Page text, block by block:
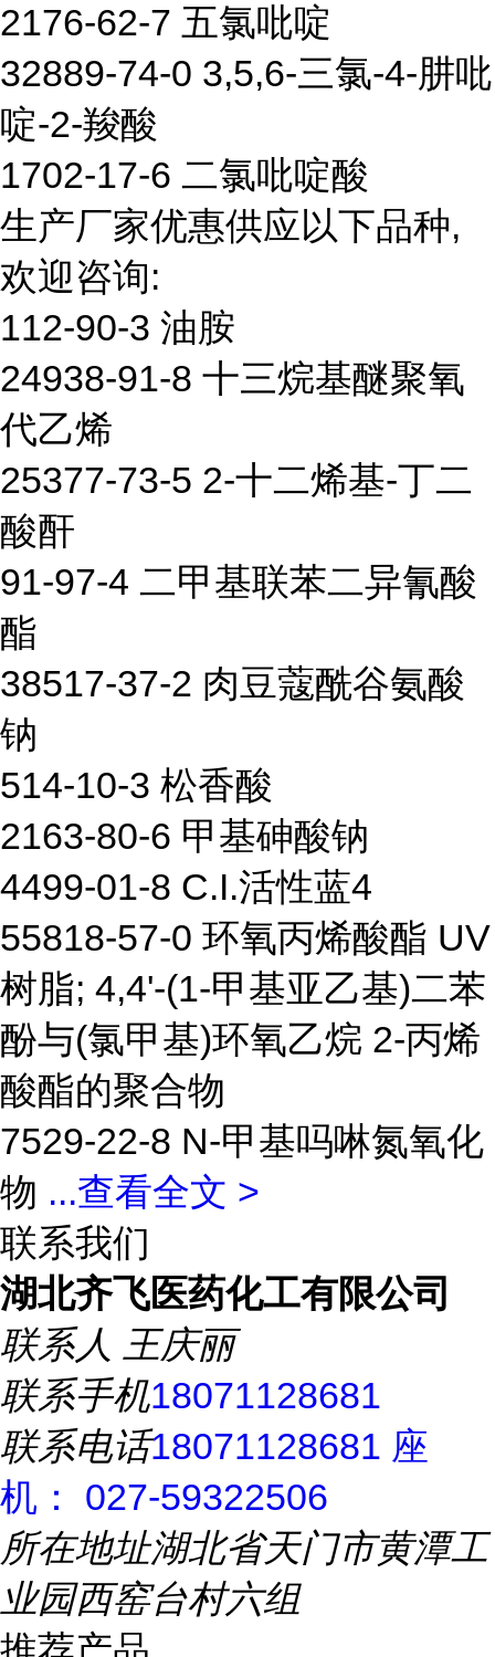
2176-62-7 五氯吡啶
32889-74-0 3,5,6-三氯-4-肼吡
啶-2-羧酸
1702-17-6 二氯吡啶酸
生产厂家优惠供应以下品种,
欢迎咨询:
112-90-3 油胺
24938-91-8 十三烷基醚聚氧
代乙烯
25377-73-5 2-十二烯基-丁二
酸酐
91-97-4 二甲基联苯二异氰酸
酯
38517-37-2 肉豆蔻酰谷氨酸
钠
514-10-3 松香酸
2163-80-6 甲基砷酸钠
4499-01-8 C.I.活性蓝4
55818-57-0 环氧丙烯酸酯 UV
树脂; 4,4'-(1-甲基亚乙基)二苯
酚与(氯甲基)环氧乙烷 2-丙烯
酸酯的聚合物
7529-22-8 N-甲基吗啉氮氧化
物 ...查看全文 >
联系我们
湖北齐飞医药化工有限公司
联系人 王庆丽
联系手机18071128681
联系电话18071128681 座
机： 027-59322506
所在地址湖北省天门市黄潭工
业园西窑台村六组